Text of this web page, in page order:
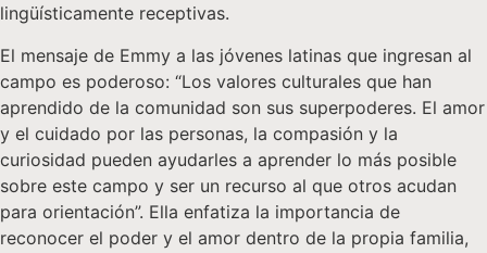
lingüísticamente receptivas.
El mensaje de Emmy a las jóvenes latinas que ingresan al
campo es poderoso: “Los valores culturales que han
aprendido de la comunidad son sus superpoderes. El amor
y el cuidado por las personas, la compasión y la
curiosidad pueden ayudarles a aprender lo más posible
sobre este campo y ser un recurso al que otros acudan
para orientación”. Ella enfatiza la importancia de
reconocer el poder y el amor dentro de la propia familia,